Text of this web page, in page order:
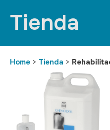
Tienda
Home > Tienda >